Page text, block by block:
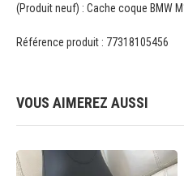
(Produit neuf) : Cache coque BMW
Référence produit : 77318105456
VOUS AIMEREZ AUSSI